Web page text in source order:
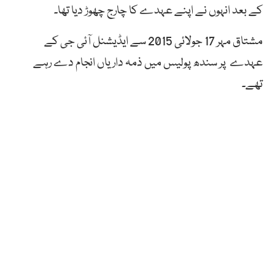
کے بعد انہوں نے اپنے عہدے کا چارج چھوڑ دیا تھا۔
مشتاق مہر 17 جولائی 2015 سے ایڈیشنل آئی جی کے
عہدے پر سندھ پولیس میں ذمہ داریاں انجام دے رہے
تھے۔